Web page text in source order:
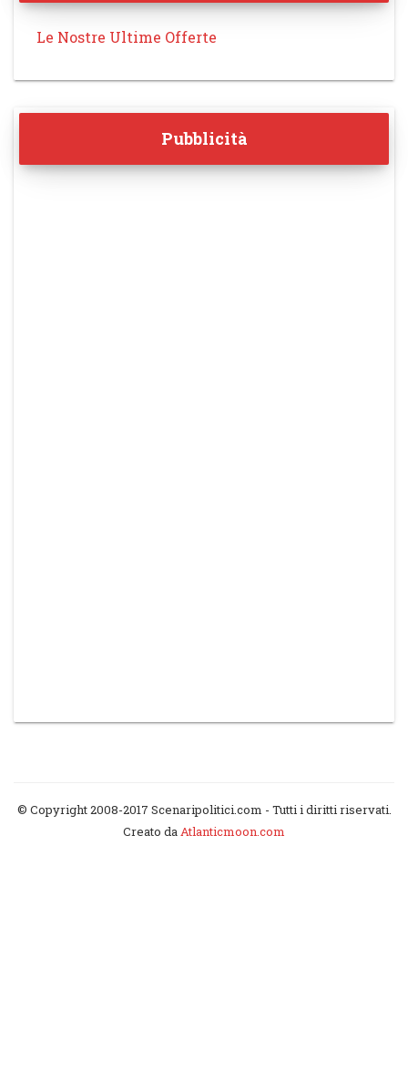
Le Nostre Ultime Offerte
Pubblicità
© Copyright 2008-2017 Scenaripolitici.com - Tutti i diritti riservati.
Creato daAtlanticmoon.com